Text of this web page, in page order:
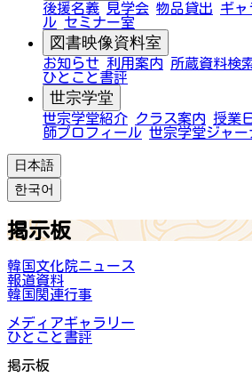
後援名義 見学会 物品貸出 ギャ
ル セミナー室
図書映像資料室
お知らせ 利用案内 所蔵資料検
ひとこと書評
世宗学堂
世宗学堂紹介 クラス案内 授業
師プロフィール 世宗学堂ジャー
日本語
한국어
掲示板
韓国文化院ニュース
報道資料
韓国関連行事
メディアギャラリー
ひとこと書評
掲示板